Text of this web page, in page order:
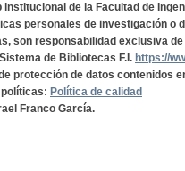
institucional de la Facultad de
personales de investigación o
son responsabilidad exclusiva
de Bibliotecas F.I. https://
protección de datos contenidos
Política de calidad
Franco García.